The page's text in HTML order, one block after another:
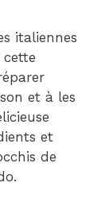
italiennes
et à les
et
de